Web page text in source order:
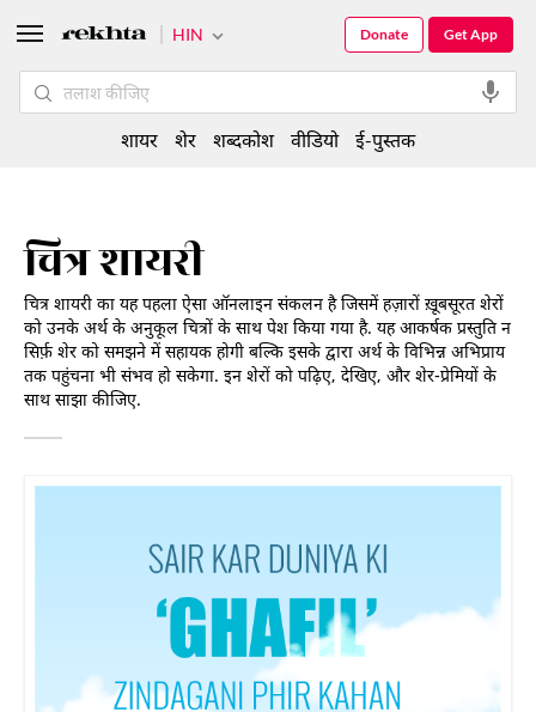
चित्र शायरी
चित्र शायरी का यह पहला ऐसा ऑनलाइन संकलन है जिसमें हज़ारों ख़ूबसूरत शेरों
को उनके अर्थ के अनुकूल चित्रों के साथ पेश किया गया है. यह आकर्षक प्रस्तुति न
सिर्फ़ शेर को समझने में सहायक होगी बल्कि इसके द्वारा अर्थ के विभिन्न अभिप्राय
तक पहुंचना भी संभव हो सकेगा. इन शेरों को पढ़िए, देखिए, और शेर-प्रेमियों के
साथ साझा कीजिए.
HIN Get App
Donate
शायर शेर शब्दकोश वीडियो ई-पुस्तक